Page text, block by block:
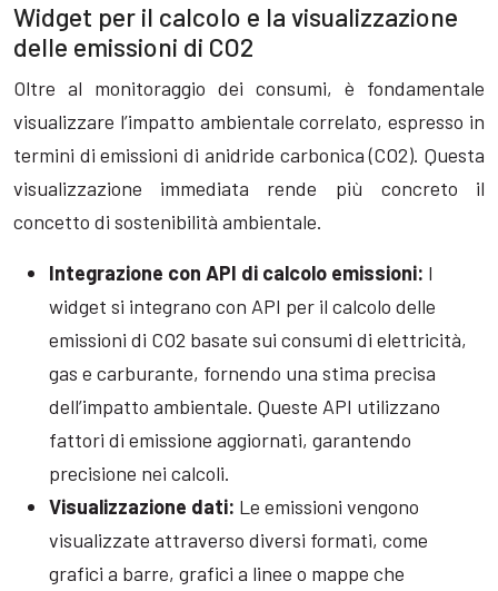
Widget per il calcolo e la visualizzazione
delle emissioni di CO2
Oltre al monitoraggio dei consumi, è fondamentale
visualizzare l’impatto ambientale correlato, espresso in
termini di emissioni di anidride carbonica (CO2). Questa
visualizzazione immediata rende più concreto il
concetto di sostenibilità ambientale.
Integrazione con API di calcolo emissioni: I
widget si integrano con API per il calcolo delle
emissioni di CO2 basate sui consumi di elettricità,
gas e carburante, fornendo una stima precisa
dell’impatto ambientale. Queste API utilizzano
fattori di emissione aggiornati, garantendo
precisione nei calcoli.
Visualizzazione dati: Le emissioni vengono
visualizzate attraverso diversi formati, come
grafici a barre, grafici a linee o mappe che